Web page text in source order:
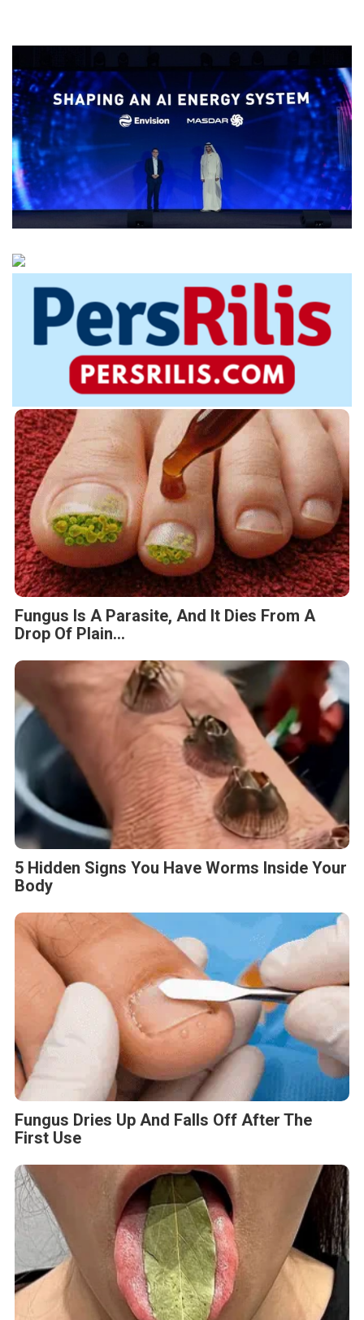
Fungus Is A Parasite, And It Dies From A
Drop Of Plain...
5 Hidden Signs You Have Worms Inside Your
Body
Fungus Dries Up And Falls Off After The
First Use